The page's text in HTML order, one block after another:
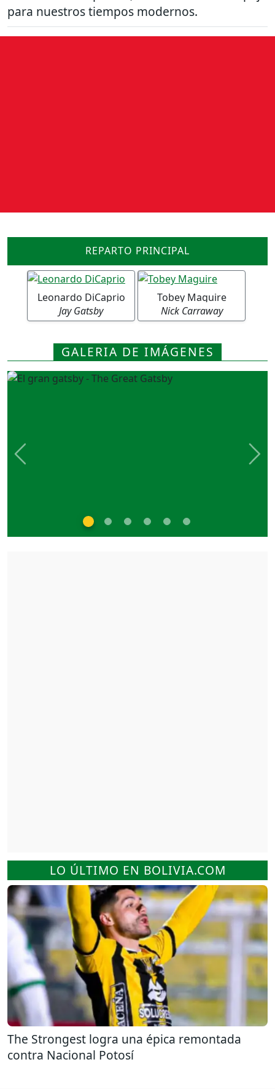
para nuestros tiempos modernos.
REPARTO PRINCIPAL
Leonardo DiCaprio
Jay Gatsby
Tobey Maguire
Nick Carraway
GALERIA DE IMÁGENES
Previous Next
LO ÚLTIMO EN BOLIVIA.COM
The Strongest logra una épica remontada
contra Nacional Potosí